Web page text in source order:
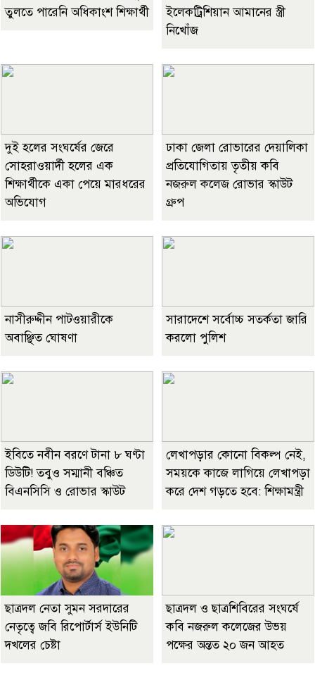
তুলতে পারেনি অধিকাংশ শিক্ষার্থী
ইলেকট্রিশিয়ান আমানের স্ত্রী
নিখোঁজ
দুই হলের সংঘর্ষের জেরে
সোহরাওয়ার্দী হলের এক
শিক্ষার্থীকে একা পেয়ে মারধরের
অভিযোগ
ঢাকা জেলা রোভারের দেয়ালিকা
প্রতিযোগিতায় তৃতীয় কবি
নজরুল কলেজ রোভার স্কাউট
গ্রুপ
নাসীরুদ্দীন পাটওয়ারীকে
অবাঞ্ছিত ঘোষণা
সারাদেশে সর্বোচ্চ সতর্কতা জারি
করলো পুলিশ
ইবিতে নবীন বরণে টানা ৮ ঘণ্টা
ডিউটি! তবুও সম্মানী বঞ্চিত
বিএনসিসি ও রোভার স্কাউট
লেখাপড়ার কোনো বিকল্প নেই,
সময়কে কাজে লাগিয়ে লেখাপড়া
করে দেশ গড়তে হবে: শিক্ষামন্ত্রী
ছাত্রদল নেতা সুমন সরদারের
নেতৃত্বে জবি রিপোর্টার্স ইউনিটি
দখলের চেষ্টা
ছাত্রদল ও ছাত্রশিবিরের সংঘর্ষে
কবি নজরুল কলেজের উভয়
পক্ষের অন্তত ২০ জন আহত